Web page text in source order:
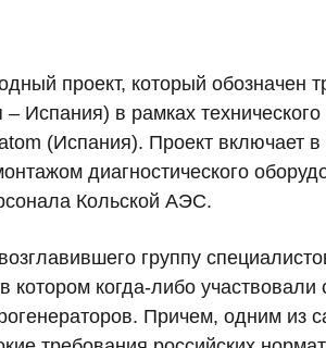
проект, который обозначен
Испания) в рамках
(Испания). Проект включает
диагностического
Кольской АЭС.
группу
когда-либо
Причем, одним